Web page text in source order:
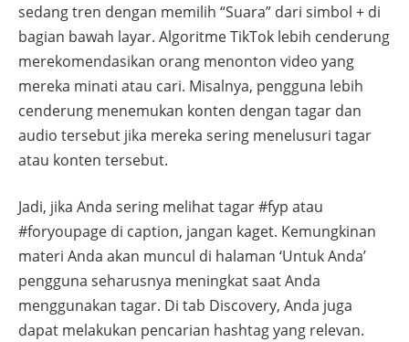
sedang tren dengan memilih “Suara” dari simbol + di
bagian bawah layar. Algoritme TikTok lebih cenderung
merekomendasikan orang menonton video yang
mereka minati atau cari. Misalnya, pengguna lebih
cenderung menemukan konten dengan tagar dan
audio tersebut jika mereka sering menelusuri tagar
atau konten tersebut.
Jadi, jika Anda sering melihat tagar #fyp atau
#foryoupage di caption, jangan kaget. Kemungkinan
materi Anda akan muncul di halaman ‘Untuk Anda’
pengguna seharusnya meningkat saat Anda
menggunakan tagar. Di tab Discovery, Anda juga
dapat melakukan pencarian hashtag yang relevan.